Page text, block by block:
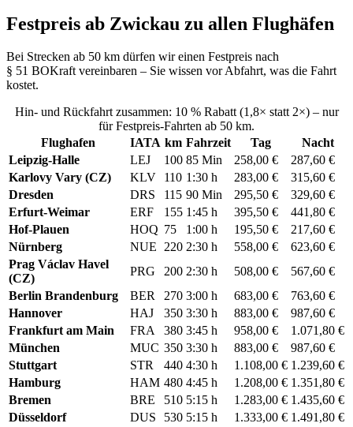
Festpreis ab Zwickau zu allen Flughäfen
Bei Strecken ab 50 km dürfen wir einen Festpreis nach
§ 51 BOKraft vereinbaren – Sie wissen vor Abfahrt, was die Fahrt
kostet.
Flughafen IATA km Fahrzeit Tag
Nacht
Leipzig-Halle
LEJ 100 85 Min 258,00 €
287,60 €
Karlovy Vary (CZ)
KLV 110 1:30 h 283,00 €
315,60 €
Dresden
DRS 115 90 Min 295,50 €
329,60 €
Erfurt-Weimar
ERF 155 1:45 h 395,50 €
441,80 €
Hof-Plauen
HOQ 75 1:00 h 195,50 €
217,60 €
Nürnberg
NUE 220 2:30 h 558,00 €
623,60 €
Prag Václav Havel
(CZ)
PRG 200 2:30 h 508,00 €
567,60 €
Berlin Brandenburg
BER 270 3:00 h 683,00 €
763,60 €
Hannover
HAJ 350 3:30 h 883,00 €
987,60 €
Frankfurt am Main
FRA 380 3:45 h 958,00 €
1.071,80 €
München
MUC 350 3:30 h 883,00 €
987,60 €
Stuttgart
STR 440 4:30 h 1.108,00 € 1.239,60 €
Hamburg
HAM 480 4:45 h 1.208,00 € 1.351,80 €
Bremen
BRE 510 5:15 h 1.283,00 € 1.435,60 €
Düsseldorf
DUS 530 5:15 h 1.333,00 € 1.491,80 €
Hin- und Rückfahrt zusammen: 10 % Rabatt (1,8× statt 2×) – nur
für Festpreis-Fahrten ab 50 km.